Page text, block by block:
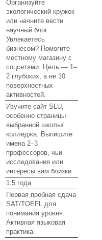
Организуйте
экологический кружок
или начните вести
научный блог.
Увлекаетесь
бизнесом? Помогите
местному магазину с
соцсетями. Цель — 1–
2 глубоких, а не 10
поверхностных
активностей.
Изучите сайт SLU,
особенно страницы
выбранной школы/
колледжа. Выпишите
имена 2–3
профессоров, чьи
исследования или
интересы вам близки.
1.5 года
Первая пробная сдача
SAT/TOEFL для
понимания уровня.
Активная языковая
практика.